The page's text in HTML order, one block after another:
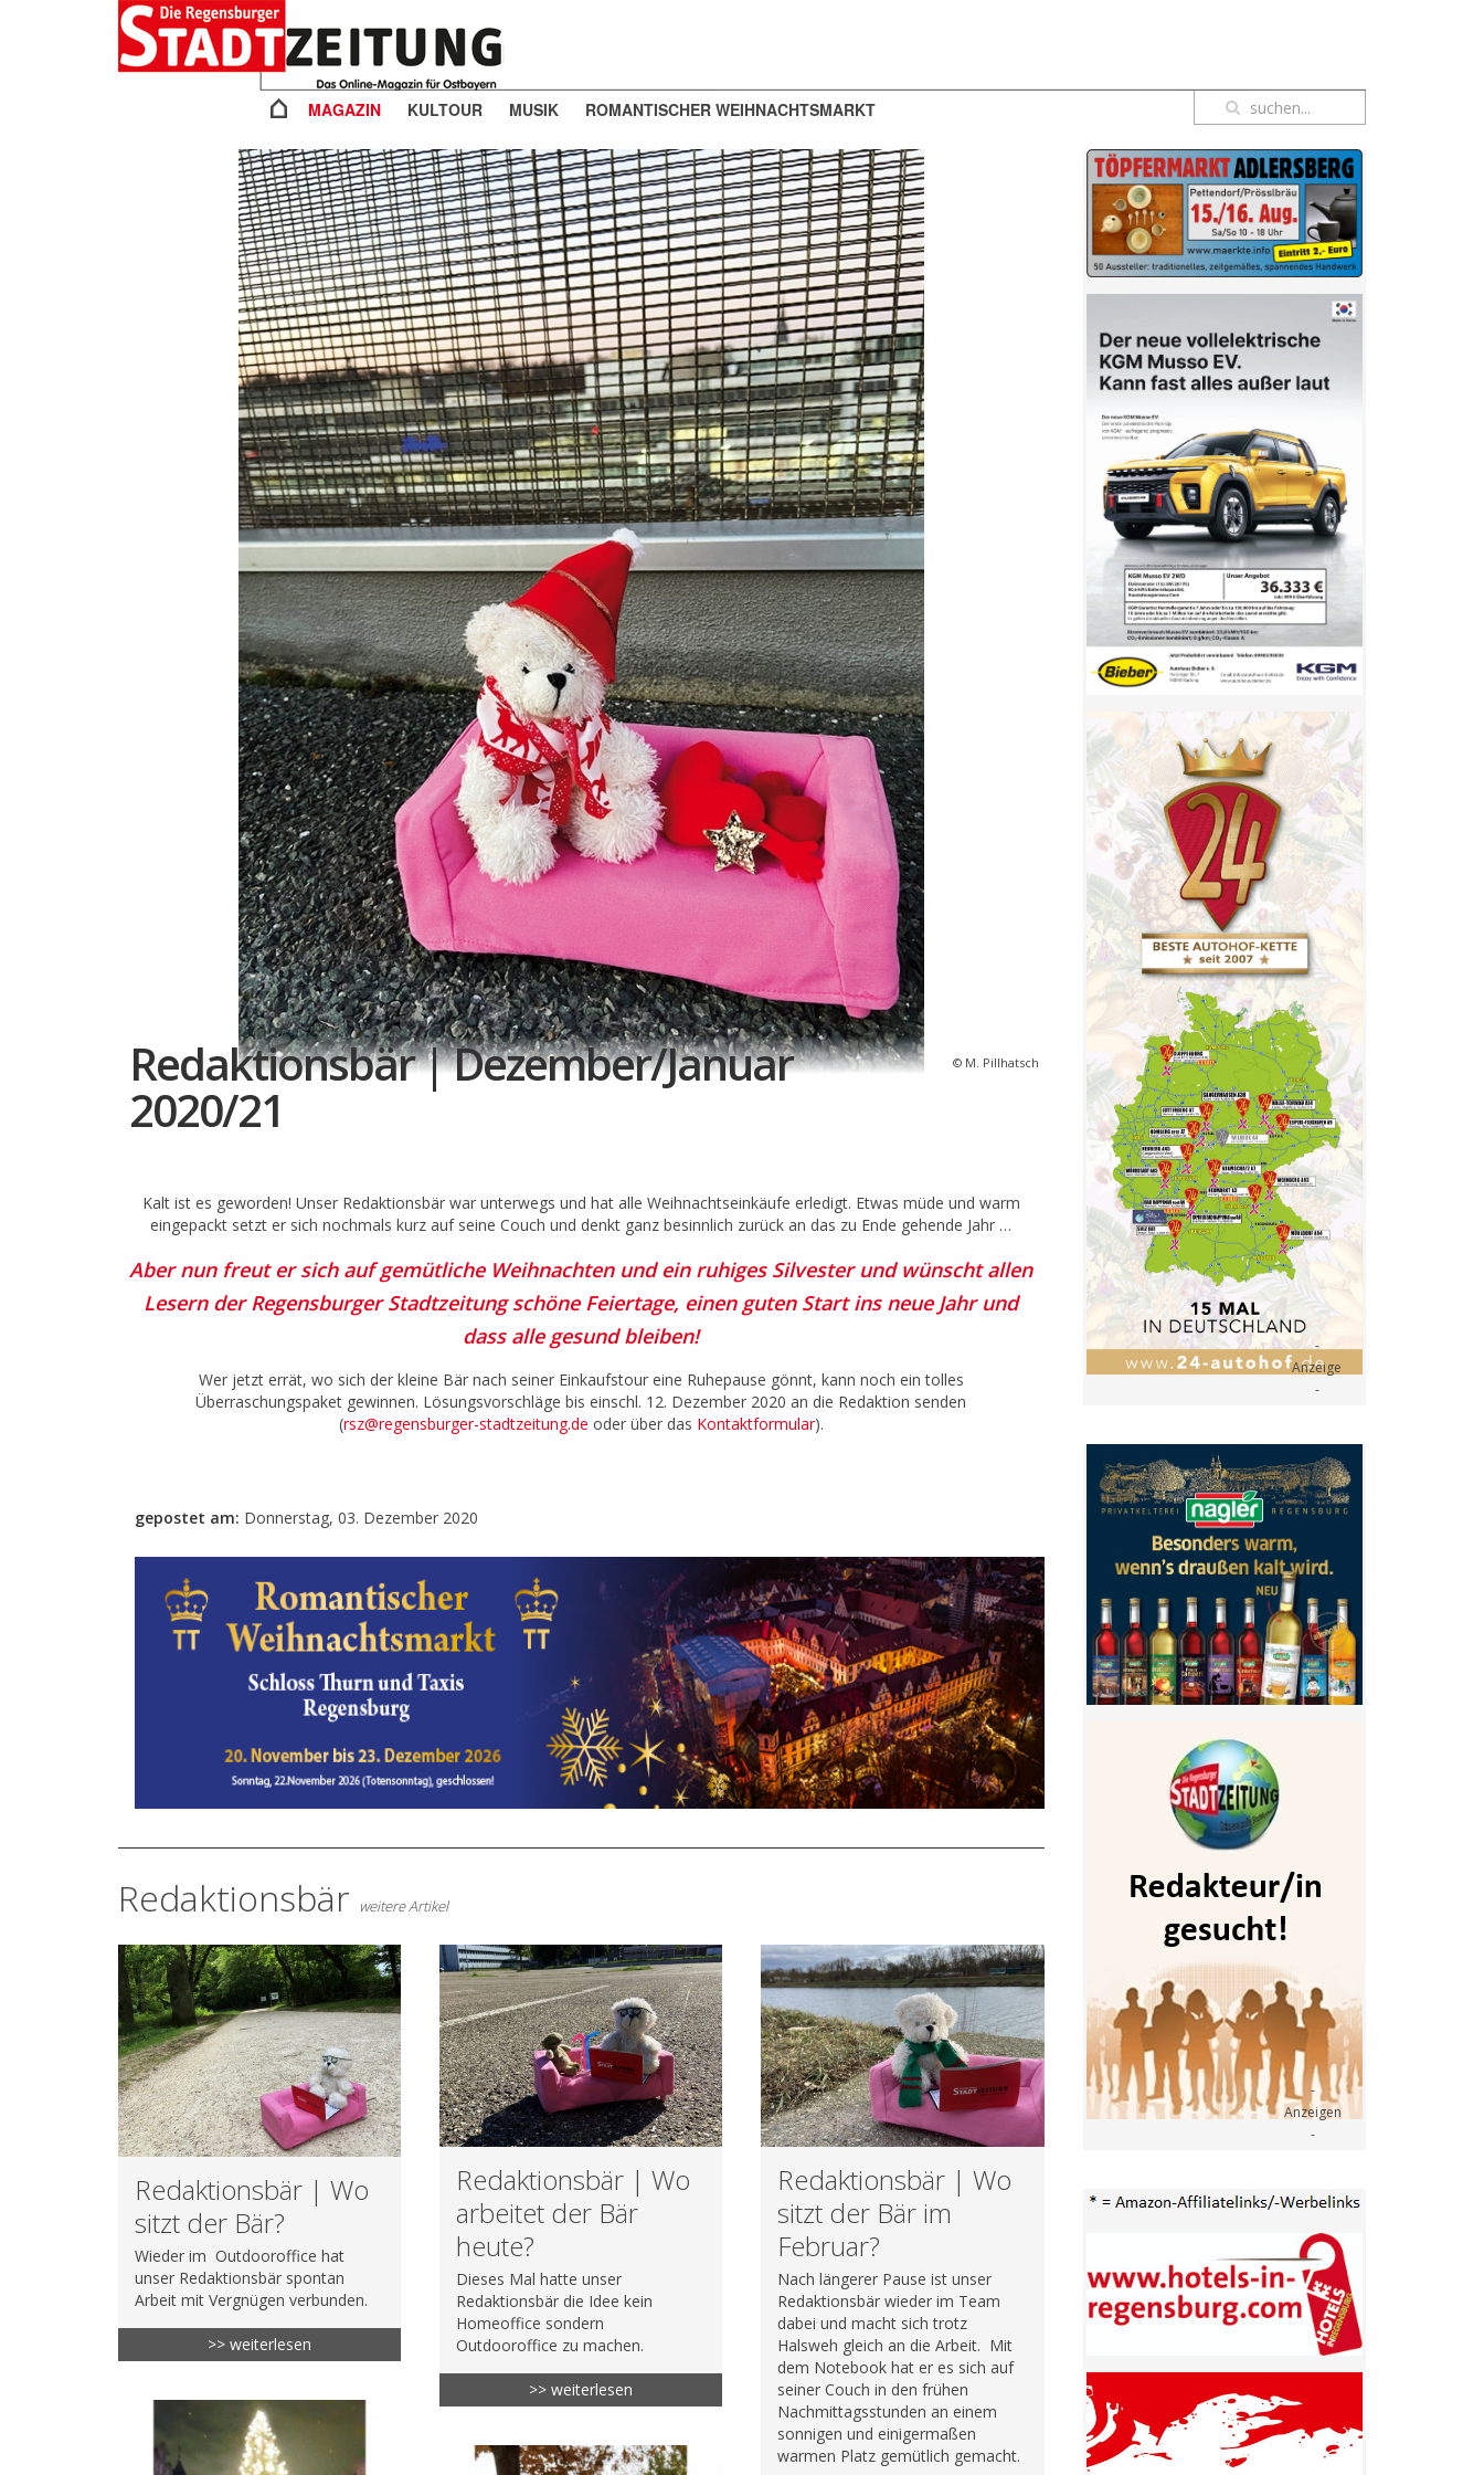
MAGAZIN KULTOUR MUSIK ROMANTISCHER WEIHNACHTSMARKT
M. Pillhatsch
Redaktionsbär | Dezember/Januar
2020/21
Kalt ist es geworden! Unser Redaktionsbär war unterwegs und hat alle Weihnachtseinkäufe erledigt. Etwas müde und warm
eingepackt setzt er sich nochmals kurz auf seine Couch und denkt ganz besinnlich zurück an das zu Ende gehende Jahr …
Aber nun freut er sich auf gemütliche Weihnachten und ein ruhiges Silvester und wünscht allen
Lesern der Regensburger Stadtzeitung schöne Feiertage, einen guten Start ins neue Jahr und
dass alle gesund bleiben!
Wer jetzt errät, wo sich der kleine Bär nach seiner Einkaufstour eine Ruhepause gönnt, kann noch ein tolles
Überraschungspaket gewinnen. Lösungsvorschläge bis einschl. 12. Dezember 2020 an die Redaktion senden
(rsz@regensburger-stadtzeitung.de oder über das Kontaktformular).
gepostet am: Donnerstag, 03. Dezember 2020
- Anzeige -
Redaktionsbär weitere Artikel
Redaktionsbär | Wo
sitzt der Bär?
Wieder im Outdooroffice hat
unser Redaktionsbär spontan
Arbeit mit Vergnügen verbunden.
>> weiterlesen
Redaktionsbär | Wo
arbeitet der Bär
heute?
Dieses Mal hatte unser
Redaktionsbär die Idee kein
Homeoffice sondern
Outdooroffice zu machen.
>> weiterlesen
Redaktionsbär | Wo
sitzt der Bär im
Februar?
Nach längerer Pause ist unser
Redaktionsbär wieder im Team
dabei und macht sich trotz
Halsweh gleich an die Arbeit. Mit
dem Notebook hat er es sich auf
seiner Couch in den frühen
Nachmittagsstunden an einem
sonnigen und einigermaßen
warmen Platz gemütlich gemacht.